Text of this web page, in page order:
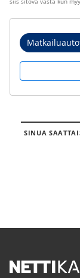
SINUA